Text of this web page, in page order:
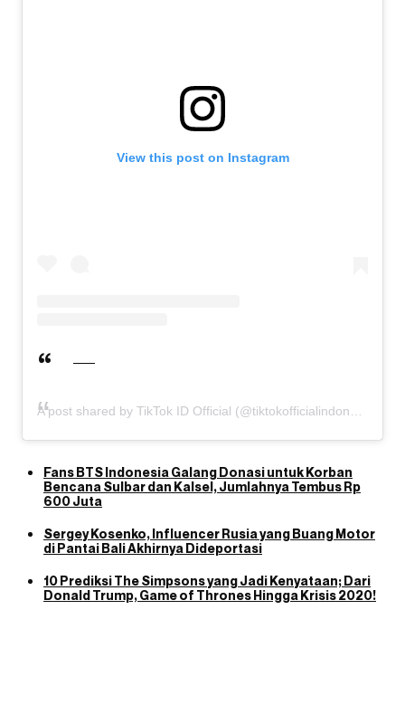
View this post on Instagram
A post shared by TikTok ID Official (@tiktokofficialindonesia)
Fans BTS Indonesia Galang Donasi untuk Korban
Bencana Sulbar dan Kalsel, Jumlahnya Tembus Rp
600 Juta
Sergey Kosenko, Influencer Rusia yang Buang Motor
di Pantai Bali Akhirnya Dideportasi
10 Prediksi The Simpsons yang Jadi Kenyataan; Dari
Donald Trump, Game of Thrones Hingga Krisis 2020!